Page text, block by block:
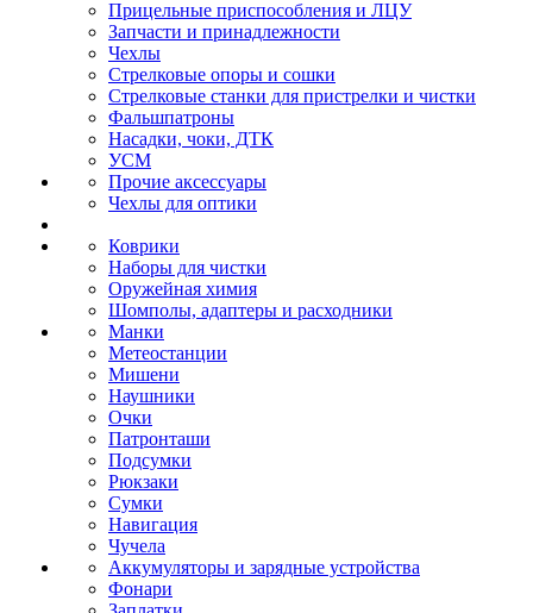
Прицельные приспособления и ЛЦУ
Запчасти и принадлежности
Чехлы
Стрелковые опоры и сошки
Стрелковые станки для пристрелки и чистки
Фальшпатроны
Насадки, чоки, ДТК
УСМ
Прочие аксессуары
Чехлы для оптики
Коврики
Наборы для чистки
Оружейная химия
Шомполы, адаптеры и расходники
Манки
Метеостанции
Мишени
Наушники
Очки
Патронташи
Подсумки
Рюкзаки
Сумки
Навигация
Чучела
Аккумуляторы и зарядные устройства
Фонари